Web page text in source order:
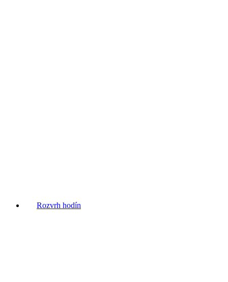
Rozvrh hodín